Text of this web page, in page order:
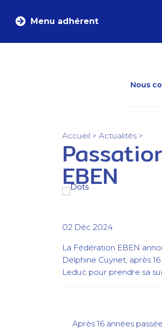
Menu adhérent
Nous
Accueil > Actualités >
EBEN
02 Déc 2024
La Fédération EBEN
Delphine Cuynet, après
Leduc pour prendre sa
Après 16 années